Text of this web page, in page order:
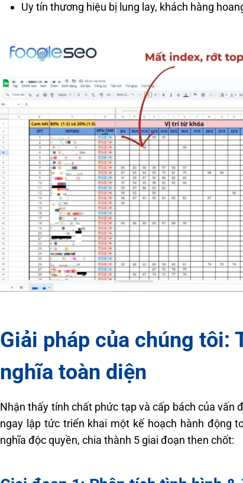
Uy tín thương hiệu bị lung lay, khách hàng
Giải pháp của chúng tôi:
nghĩa toàn diện
Nhận thấy tính chất phức tạp và cấp bách của vấn
ngay lập tức triển khai một kế hoạch hành động
nghĩa độc quyền, chia thành 5 giai đoạn then chốt: